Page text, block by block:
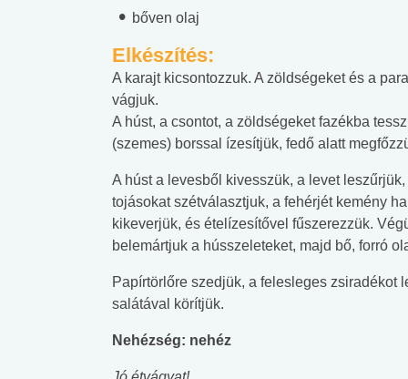
bőven olaj
Elkészítés:
A karajt kicsontozzuk. A zöldségeket és a
vágjuk.
A húst, a csontot, a zöldségeket fazékba
(szemes) borssal ízesítjük, fedő alatt
A húst a levesből kivesszük, a levet
tojásokat szétválasztjuk, a fehérjét kemény
kikeverjük, és ételízesítővel fűszerezzük.
belemártjuk a hússzeleteket, majd bő, forró
Papírtörlőre szedjük, a felesleges zsiradékot
salátával körítjük.
Nehézség: nehéz